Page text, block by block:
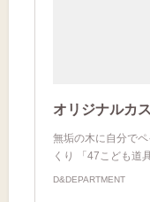
オリジナルカ
無垢の木に自分で
くり 「47こども道
D&DEPARTMENT